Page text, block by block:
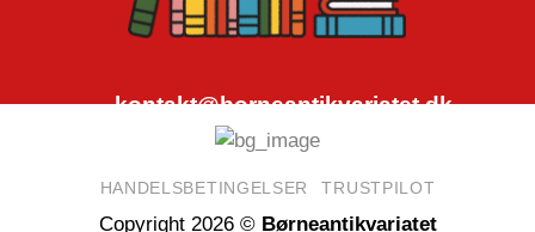
kontakt@borneantikvariatet.dk
HANDELSBETINGELSER TRUSTPILOT
Copyright 2026 © Børneantikvariatet